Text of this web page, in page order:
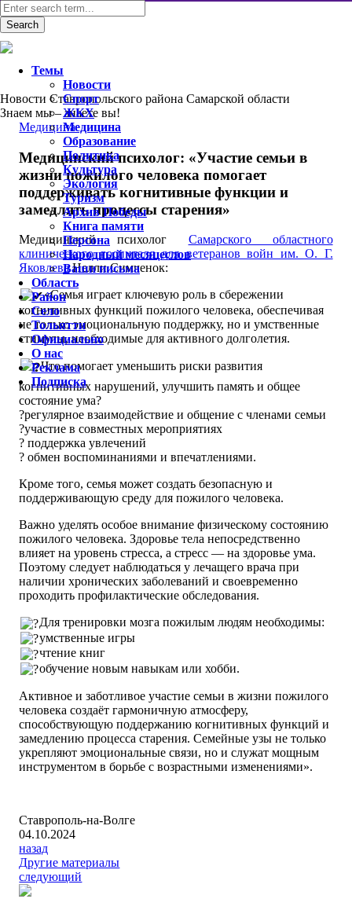
Новости Ставропольского района Самарской области
Знаем мы – знаете вы!
Медицина
Медицинский психолог: «Участие семьи в
жизни пожилого человека помогает
поддерживать когнитивные функции и
замедлять процессы старения»
Медицинский психолог Самарского областного
клинического госпиталя для ветеранов войн им. О. Г.
ЯковлеваНелли Симченок:
«Семья играет ключевую роль в сбережении
когнитивных функций пожилого человека, обеспечивая
не только эмоциональную поддержку, но и умственные
стимулы, необходимые для активного долголетия.
Что помогает уменьшить риски развития
когнитивных нарушений, улучшить память и общее
состояние ума?
?регулярное взаимодействие и общение с членами семьи
?участие в совместных мероприятиях
? поддержка увлечений
? обмен воспоминаниями и впечатлениями.
Кроме того, семья может создать безопасную и
поддерживающую среду для пожилого человека.
Важно уделять особое внимание физическому состоянию
пожилого человека. Здоровье тела непосредственно
влияет на уровень стресса, а стресс — на здоровье ума.
Поэтому следует наблюдаться у лечащего врача при
наличии хронических заболеваний и своевременно
проходить профилактические обследования.
Для тренировки мозга пожилым людям необходимы:
умственные игры
чтение книг
обучение новым навыкам или хобби.
Активное и заботливое участие семьи в жизни пожилого
человека создаёт гармоничную атмосферу,
способствующую поддержанию когнитивных функций и
замедлению процесса старения. Семейные узы не только
укрепляют эмоциональные связи, но и служат мощным
инструментом в борьбе с возрастными изменениями».
Ставрополь-на-Волге
04.10.2024
назад
Другие материалы
следующий
Темы
Новости
Спорт
ЖКХ
Медицина
Образование
Политика
Культура
Экология
Туризм
Архив Победы
Книга памяти
Персона
Народный месяцеслов
Ваши письма
Область
Район
Село
Тольятти
Официально
О нас
Реклама
Подписка